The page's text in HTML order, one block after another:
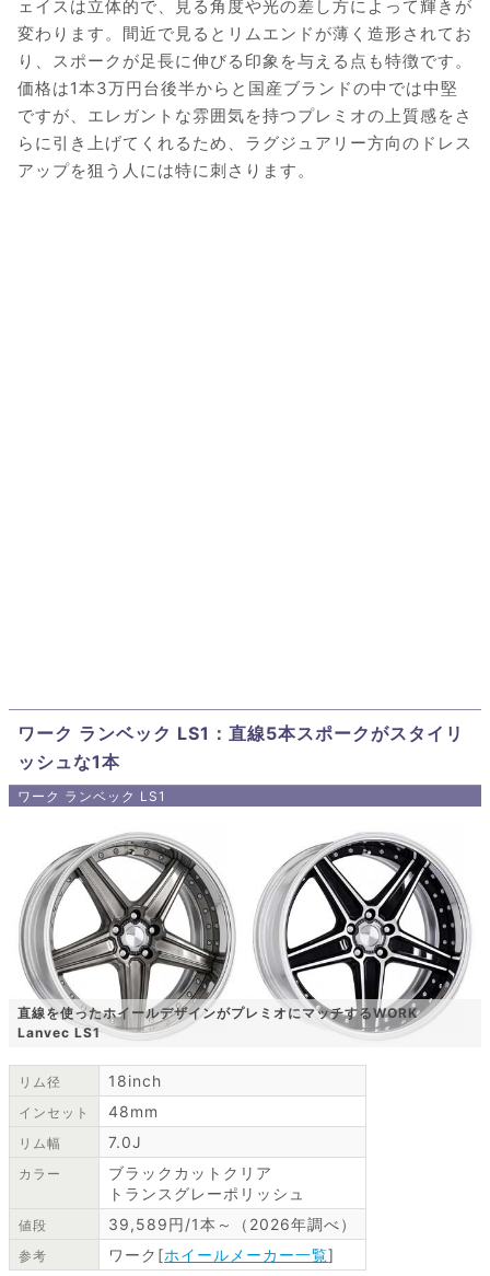
ェイスは立体的で、見る角度や光の差し方によって輝きが
変わります。間近で見るとリムエンドが薄く造形されてお
り、スポークが足長に伸びる印象を与える点も特徴です。
価格は1本3万円台後半からと国産ブランドの中では中堅
ですが、エレガントな雰囲気を持つプレミオの上質感をさ
らに引き上げてくれるため、ラグジュアリー方向のドレス
アップを狙う人には特に刺さります。
ワーク ランベック LS1：直線5本スポークがスタイリ
ッシュな1本
ワーク ランベック LS1
直線を使ったホイールデザインがプレミオにマッチするWORK
Lanvec LS1
リム径 18inch
インセット 48mm
リム幅 7.0J
カラー
ブラックカットクリア
トランスグレーポリッシュ
値段 39,589円/1本～（2026年調べ）
参考 ワーク[ホイールメーカー一覧]